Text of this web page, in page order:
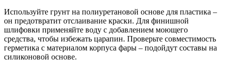
Используйте грунт на полиуретановой основе для пластика –
он предотвратит отслаивание краски. Для финишной
шлифовки применяйте воду с добавлением моющего
средства, чтобы избежать царапин. Проверьте совместимость
герметика с материалом корпуса фары – подойдут составы на
силиконовой основе.